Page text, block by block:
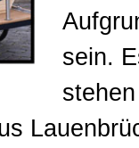
sein.